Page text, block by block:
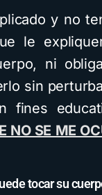
y no
le
ni
sin
fines
NO SE ME
tocar su